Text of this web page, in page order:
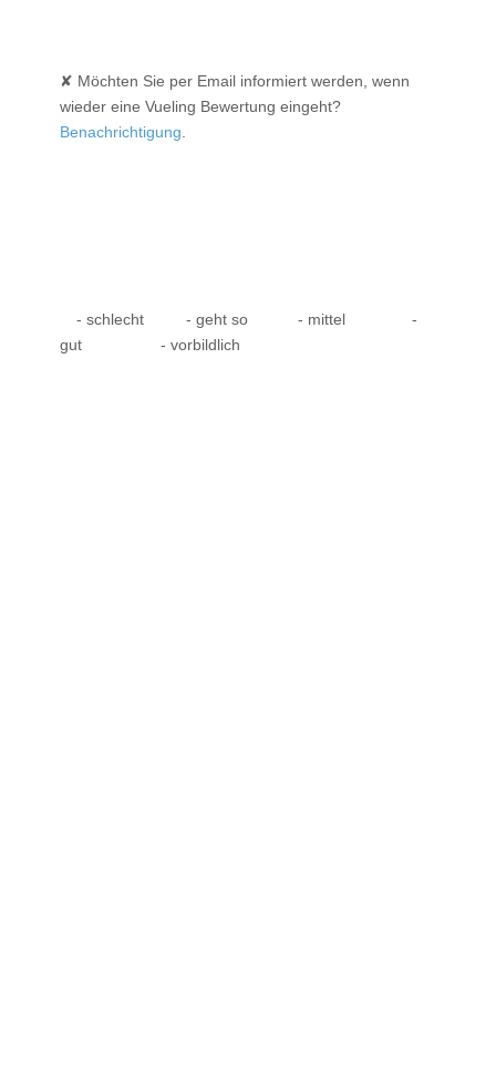
✘ Möchten Sie per Email informiert werden, wenn
wieder eine Vueling Bewertung eingeht?
Benachrichtigung
- schlecht - geht so - mittel
-
gut
- vorbildlich